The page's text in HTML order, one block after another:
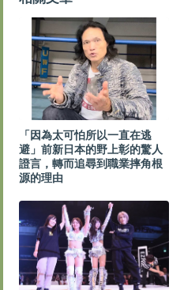
「因為太可怕所以一直在逃
避」前新日本的野上彰的驚人
證言，轉而追尋到職業摔角根
源的理由